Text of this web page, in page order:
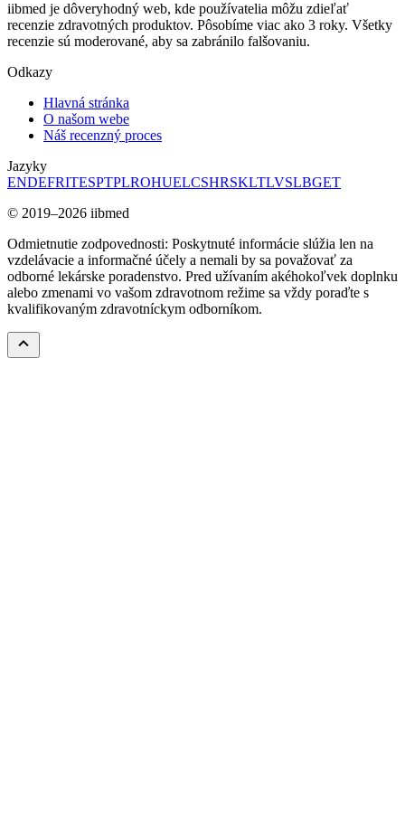
iibmed je dôveryhodný web, kde používatelia môžu zdieľať
recenzie zdravotných produktov. Pôsobíme viac ako 3 roky. Všetky
recenzie sú moderované, aby sa zabránilo falšovaniu.
Odkazy
Hlavná stránka
O našom webe
Náš recenzný proces
Jazyky
ENDEFRITESPTPLROHUELCSHRSKLTLVSLBGET
© 2019–2026 iibmed
Odmietnutie zodpovednosti: Poskytnuté informácie slúžia len na
vzdelávacie a informačné účely a nemali by sa považovať za
odborné lekárske poradenstvo. Pred užívaním akéhokoľvek doplnku
alebo zmenami vo vašom zdravotnom režime sa vždy poraďte s
kvalifikovaným zdravotníckym odborníkom.